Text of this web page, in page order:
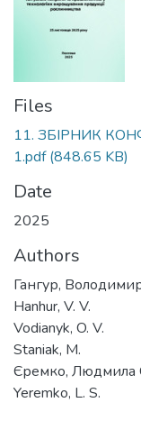
Files
11. ЗБІРНИК
1.pdf(848.65 KB)
Date
2025
Authors
Гангур,
Hanhur, V. V.
Vodianyk, O. V.
Staniak, M.
Єремко, Людмила
Yeremko, L. S.